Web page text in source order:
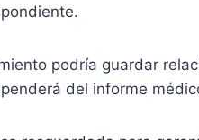
podría guardar
del informe